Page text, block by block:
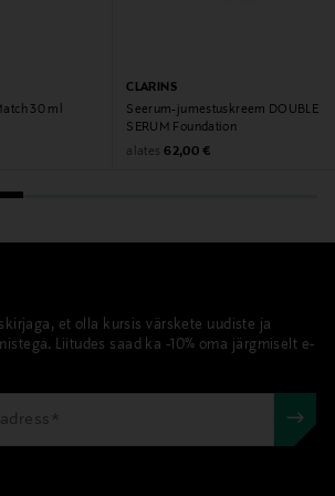
Espoo, Finland
30 ml
CLARINS
Seerum-jumestuskreem DOUBLE
SERUM Foundation
alates Original Price
62,00 €
et olla kursis värskete uudiste ja
Liitudes saad ka -10% oma järgmiselt e-